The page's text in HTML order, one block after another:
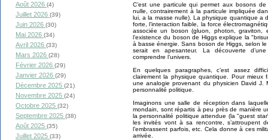
Août 2026 (4)
Juillet 2026 (39)
Juin 2026 (30)
Mai 2026 (34)
Avril 2026 (33)
Mars 2026 (28)
Février 2026 (29)
Janvier 2026 (29)
Décembre 2025 (21)
Novembre 2025 (24)
Octobre 2025 (32)
Septembre 2025 (38)
Août 2025 (35)
Juillet 2025 (33)
C’est une particule qui permet aux bosons
nulle, contrairement à la particule impliquée
lui, a la masse nulle). La physique quantique a
forte, l’interaction faible, la force
associée un boson (gluon, photon,
l’existence du boson de Higgs explique la
à basse énergie. Sans boson de Higgs, selon
serait en apesanteur. La découverte
comprendre l’univers.
En quelques paragraphes, c’est assez
clairement la physique quantique. Pour mieux
une analogie provenant du physicien David
personnalité politique.
Imaginons une salle de réception dans
mondain, sont répartis à peu près de manière
la personnalité politique attendue (la "guest
les invités vont à sa rencontre, s’attroupent
l’embrassent parfois, etc. Cela donne à ces
arrivée.